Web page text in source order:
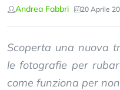
Andrea Fabbri 20 Aprile
Scoperta una nuova
le fotografie per
come funziona per